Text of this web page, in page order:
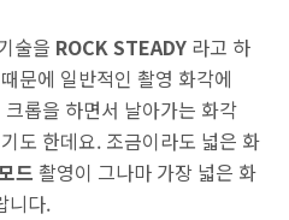
술을 ROCK STEADY 라고 하
문에 일반적인 촬영 화각에
롭을 하면서 날아가는 화각
도 한데요. 조금이라도 넓은 화
드 촬영이 그나마 가장 넓은 화
니다.